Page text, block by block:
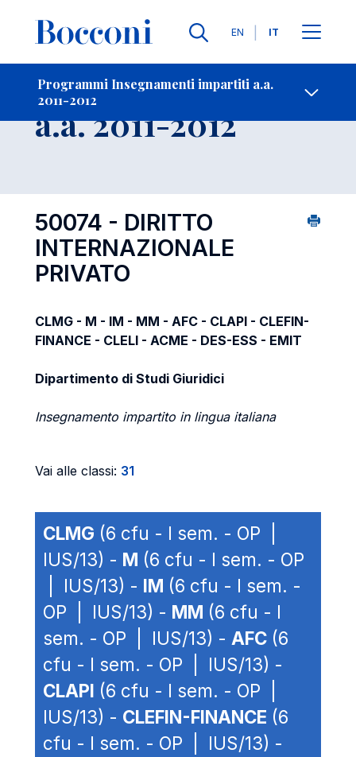
Lingue
EN IT
Programmi Insegnamenti impartiti a.a.
2011-2012
-
Insegnamento
a.a. 2011-2012
50074 - DIRITTO
INTERNAZIONALE
PRIVATO
CLMG - M - IM - MM - AFC - CLAPI - CLEFIN-
FINANCE - CLELI - ACME - DES-ESS - EMIT
Dipartimento di Studi Giuridici
Insegnamento impartito in lingua italiana
Vai alle classi: 31
CLMG (6 cfu - I sem. - OP |
IUS/13) - M (6 cfu - I sem. - OP
| IUS/13) - IM (6 cfu - I sem. -
OP | IUS/13) - MM (6 cfu - I
sem. - OP | IUS/13) - AFC (6
cfu - I sem. - OP | IUS/13) -
CLAPI (6 cfu - I sem. - OP |
IUS/13) - CLEFIN-FINANCE (6
cfu - I sem. - OP | IUS/13) -